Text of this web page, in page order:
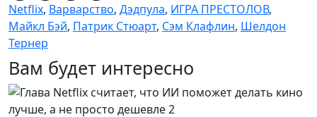
Netflix, Варварство, Дэдпула, ИГРА ПРЕСТОЛОВ,
Майкл Бэй, Патрик Стюарт, Сэм Клафлин, Шелдон
Тернер
Вам будет интересно